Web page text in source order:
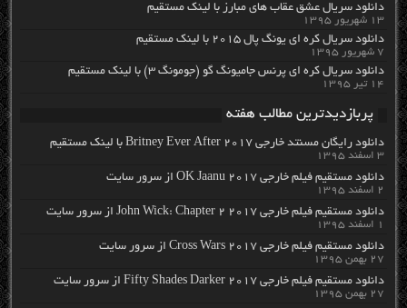
دانلود سریال عشق عقاب های مبارز با لینک مستقیم
۱۳ شهریور ۱۳۹۵
دانلود سریال کره ای یونگ پال ۲۰۱۵ با لینک مستقیم
۷ شهریور ۱۳۹۵
دانلود سریال کره ای پرنس جامیونگ گو (جومونگ ۳) با لینک مستقیم
۱۴ تیر ۱۳۹۵
پربازدیدترین مطالب هفته
دانلود رایگان مسنتد خارجی Britney Ever After 2017 با لینک مستقیم
۳ اسفند ۱۳۹۵
دانلود مستقیم فیلم خارجی OK Jaanu 2017 از سرور سایت
۲ اسفند ۱۳۹۵
دانلود مستقیم فیلم خارجی John Wick: Chapter 2 2017 از سرور سایت
۱ اسفند ۱۳۹۵
دانلود مستقیم فیلم خارجی Cross Wars 2017 از سرور سایت
۲۷ بهمن ۱۳۹۵
دانلود مستقیم فیلم خارجی Fifty Shades Darker 2017 از سرور سایت
۲۷ بهمن ۱۳۹۵